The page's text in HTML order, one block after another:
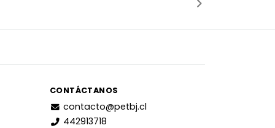
CONTÁCTANOS
contacto@petbj.cl
442913718